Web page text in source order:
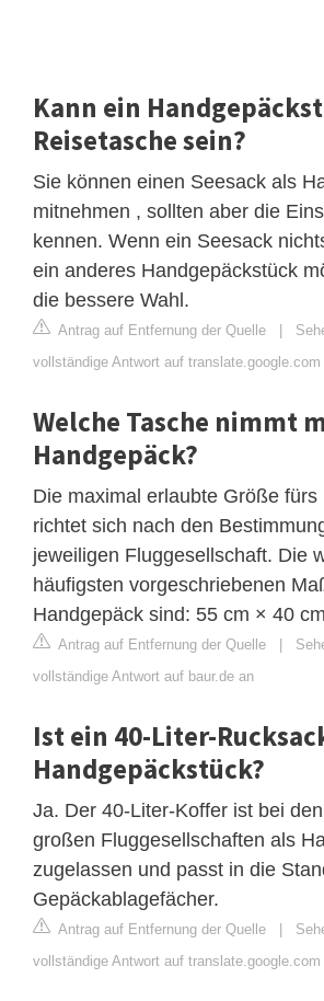
Kann ein
Reisetasche sein?
Sie können einen Seesack als
mitnehmen , sollten aber die
kennen. Wenn ein Seesack
ein anderes Handgepäckstück
die bessere Wahl.
Antrag auf Entfernung der Quelle |
vollständige Antwort auf translate.google.com
Welche Tasche nimmt
Handgepäck?
Die maximal erlaubte Größe fürs
richtet sich nach den
jeweiligen Fluggesellschaft. Die
häufigsten vorgeschriebenen
Handgepäck sind: 55 cm × 40
Antrag auf Entfernung der Quelle |
vollständige Antwort auf baur.de an
Ist ein 40-Liter-
Handgepäckstück?
Ja. Der 40-Liter-Koffer ist bei
großen Fluggesellschaften als
zugelassen und passt in die
Gepäckablagefächer.
Antrag auf Entfernung der Quelle |
vollständige Antwort auf translate.google.com